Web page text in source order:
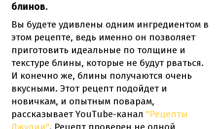
блинов.
Вы будете удивлены одним ингредиентом в
этом рецепте, ведь именно он позволяет
приготовить идеальные по толщине и
текстуре блины, которые не будут рваться.
И конечно же, блины получаются очень
вкусными. Этот рецепт подойдет и
новичкам, и опытным поварам,
рассказывает YouTube-канал "Рецепты
Джулии". Рецепт проверен не одной